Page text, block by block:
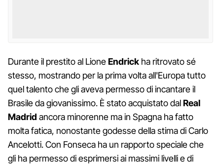
Durante il prestito al LioneEndrick ha ritrovato sé
stesso, mostrando per la prima volta all'Europa tutto
quel talento che gli aveva permesso di incantare il
Brasile da giovanissimo. È stato acquistato dalReal
Madrid ancora minorenne ma in Spagna ha fatto
molta fatica, nonostante godesse della stima di Carlo
Ancelotti. Con Fonseca ha un rapporto speciale che
gli ha permesso di esprimersi ai massimi livelli e di